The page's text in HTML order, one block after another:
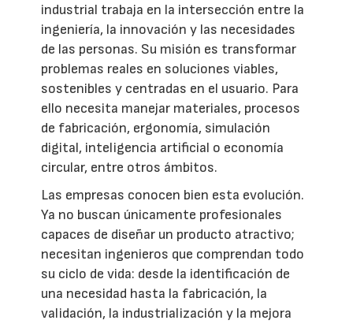
industrial trabaja en la intersección entre la
ingeniería, la innovación y las necesidades
de las personas. Su misión es transformar
problemas reales en soluciones viables,
sostenibles y centradas en el usuario. Para
ello necesita manejar materiales, procesos
de fabricación, ergonomía, simulación
digital, inteligencia artificial o economía
circular, entre otros ámbitos.
Las empresas conocen bien esta evolución.
Ya no buscan únicamente profesionales
capaces de diseñar un producto atractivo;
necesitan ingenieros que comprendan todo
su ciclo de vida: desde la identificación de
una necesidad hasta la fabricación, la
validación, la industrialización y la mejora